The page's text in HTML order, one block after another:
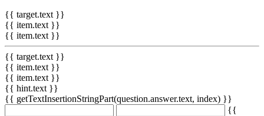
{{ target.text }}
{{ item.text }}
{{ item.text }}
{{ target.text }}
{{ item.text }}
{{ item.text }}
{{ hint.text }}
{{ getTextInsertionStringPart(question.answer.text, index) }}
{{